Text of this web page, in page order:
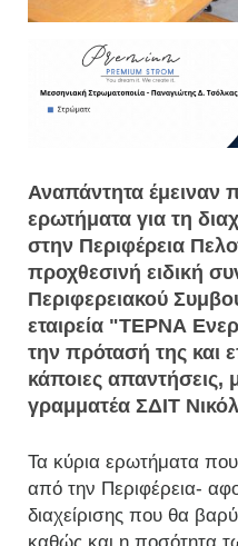
Αναπάντητα έμειναν
ερωτήματα για τη
στην Περιφέρεια
προχθεσινή ειδική
Περιφερειακού
εταιρεία "ΤΕΡΝΑ
την πρότασή της και
κάποιες απαντήσεις,
γραμματέα ΣΔΙΤ
Τα κύρια ερωτήματα
από την Περιφέρεια-
διαχείρισης που θα